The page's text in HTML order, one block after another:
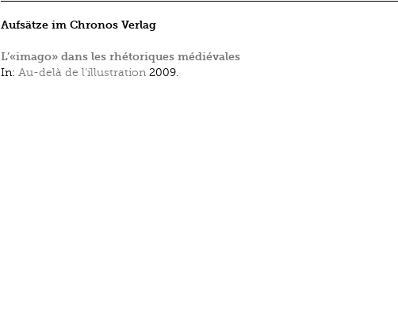
Aufsätze im Chronos Verlag
L’«imago» dans les rhétoriques médiévales
In: Au-delà de l’illustration 2009.